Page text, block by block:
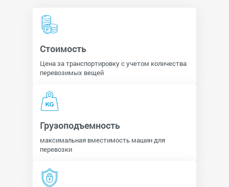
Стоимость
Цена за транспортировку с учетом количества
перевозимых вещей
Грузоподъемность
максимальная вместимость машин для
перевозки